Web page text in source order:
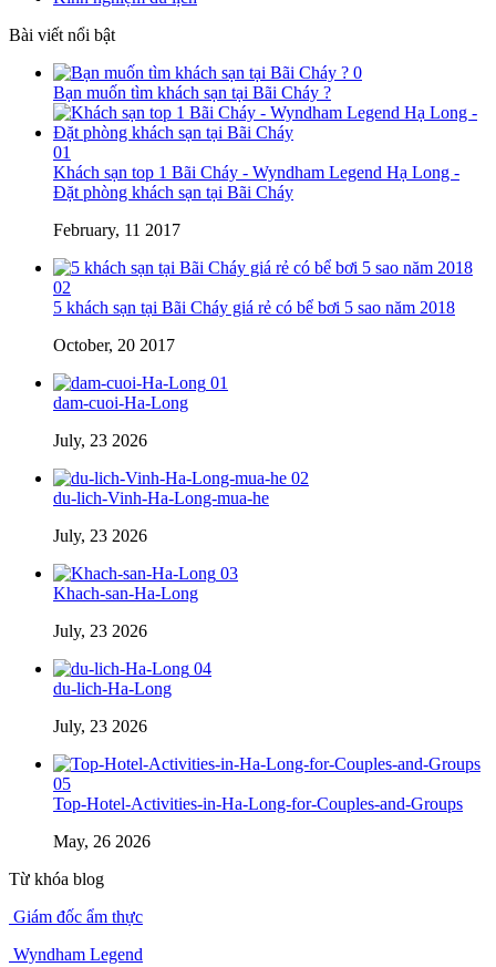
Bài viết nổi bật
0
Bạn muốn tìm khách sạn tại Bãi Cháy ?
01
Khách sạn top 1 Bãi Cháy - Wyndham Legend Hạ Long -
Đặt phòng khách sạn tại Bãi Cháy
February, 11 2017
02
5 khách sạn tại Bãi Cháy giá rẻ có bể bơi 5 sao năm 2018
October, 20 2017
01
dam-cuoi-Ha-Long
July, 23 2026
02
du-lich-Vinh-Ha-Long-mua-he
July, 23 2026
03
Khach-san-Ha-Long
July, 23 2026
04
du-lich-Ha-Long
July, 23 2026
05
Top-Hotel-Activities-in-Ha-Long-for-Couples-and-Groups
May, 26 2026
Từ khóa blog
Giám đốc ẩm thực
Wyndham Legend